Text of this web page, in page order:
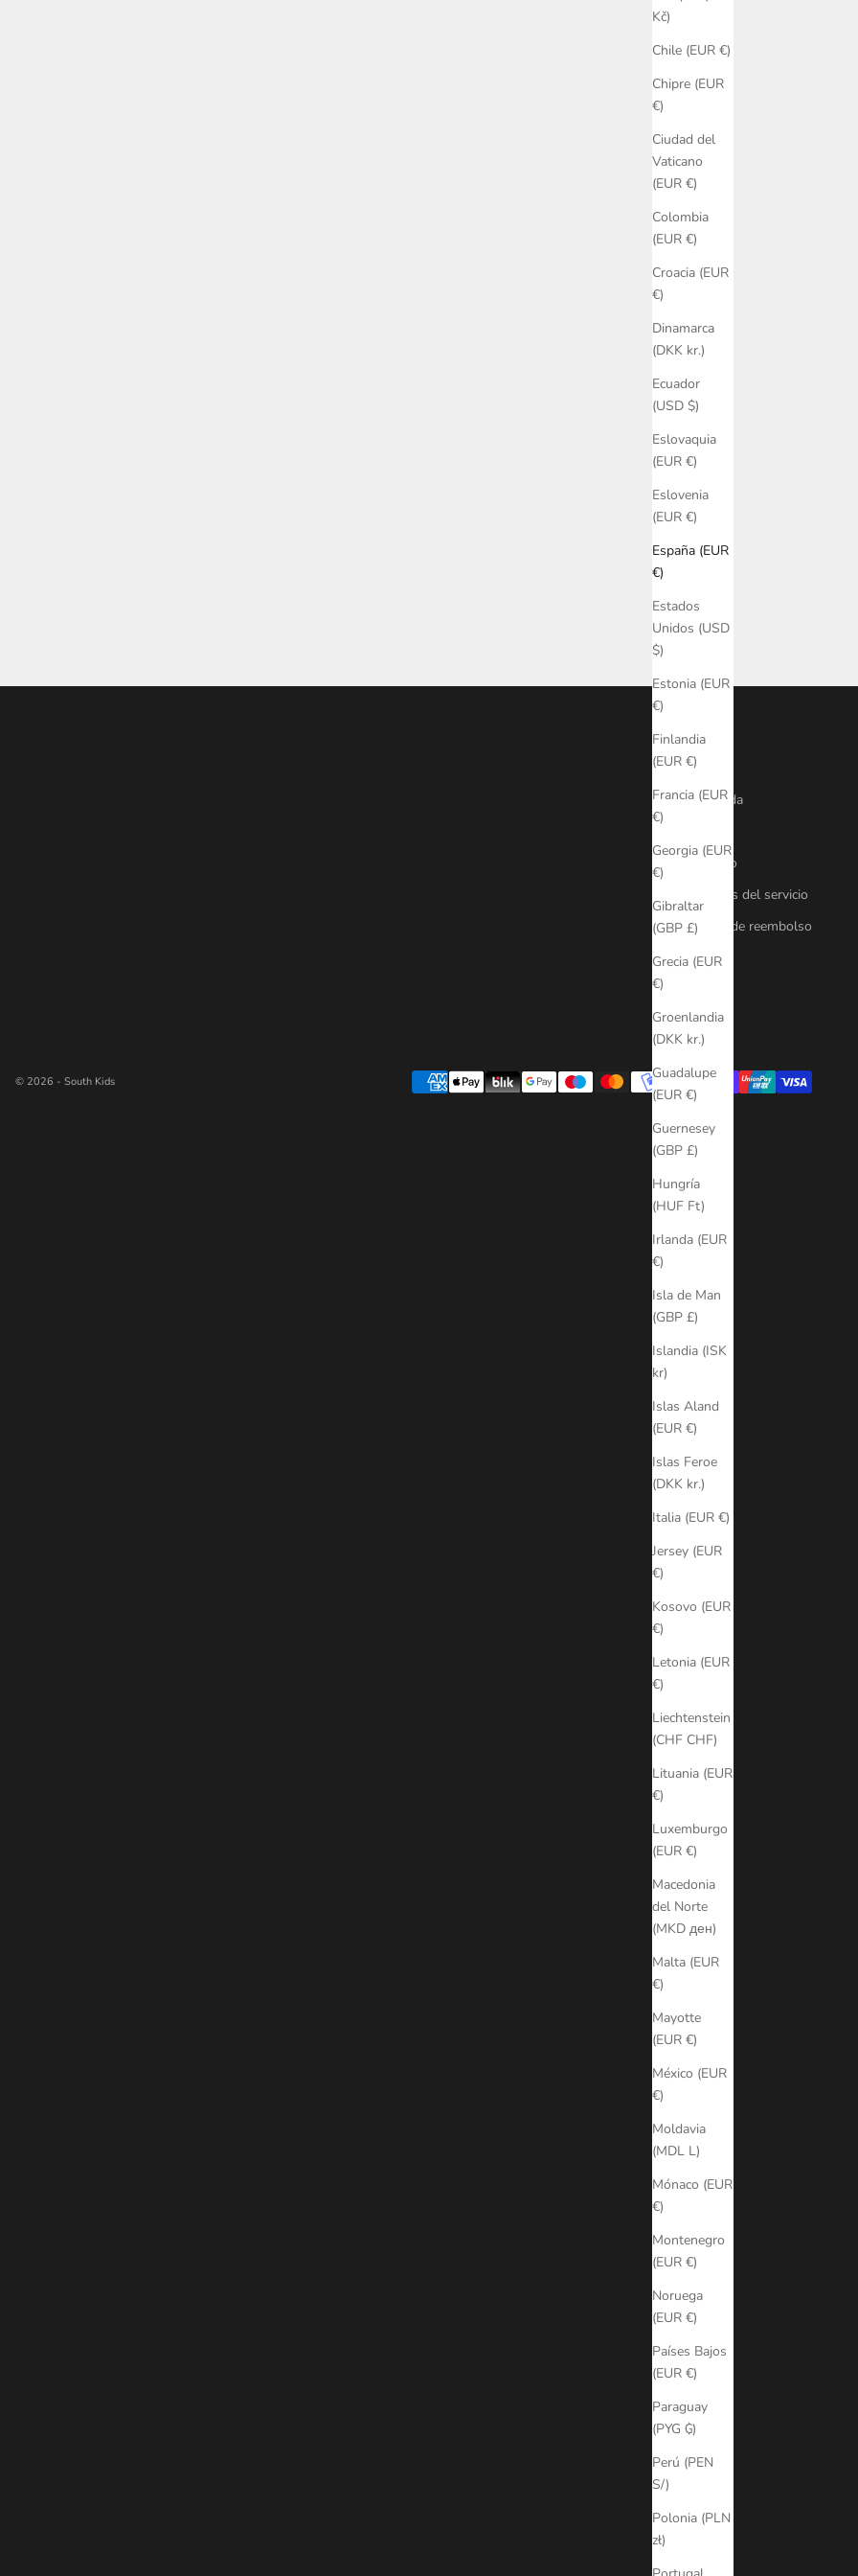
Kč)
Chile (EUR €)
Chipre (EUR
€)
Ciudad del
Vaticano
(EUR €)
Colombia
(EUR €)
Croacia (EUR
€)
Dinamarca
(DKK kr.)
Ecuador
(USD $)
Eslovaquia
(EUR €)
Eslovenia
(EUR €)
España (EUR
€)
Estados
Unidos (USD
$)
Estonia (EUR
€)
Finlandia
(EUR €)
Francia (EUR
€)
Georgia (EUR
€)
Gibraltar
(GBP £)
Grecia (EUR
€)
Groenlandia
(DKK kr.)
Guadalupe
(EUR €)
Guernesey
(GBP £)
Hungría
(HUF Ft)
Irlanda (EUR
€)
Isla de Man
(GBP £)
Islandia (ISK
kr)
Islas Aland
(EUR €)
Islas Feroe
(DKK kr.)
Italia (EUR €)
Jersey (EUR
€)
Kosovo (EUR
€)
Letonia (EUR
€)
Liechtenstein
(CHF CHF)
Lituania (EUR
€)
Luxemburgo
(EUR €)
Macedonia
del Norte
(MKD ден)
Malta (EUR
€)
Mayotte
(EUR €)
México (EUR
€)
Moldavia
(MDL L)
Mónaco (EUR
€)
Montenegro
(EUR €)
Noruega
(EUR €)
Países Bajos
(EUR €)
Paraguay
(PYG ₲)
Perú (PEN
S/)
Polonia (PLN
zł)
Precio de oferta
€45
LINKS
Búsqueda
Contacto
Términos del servicio
Política de reembolso
© 2026 - South Kids